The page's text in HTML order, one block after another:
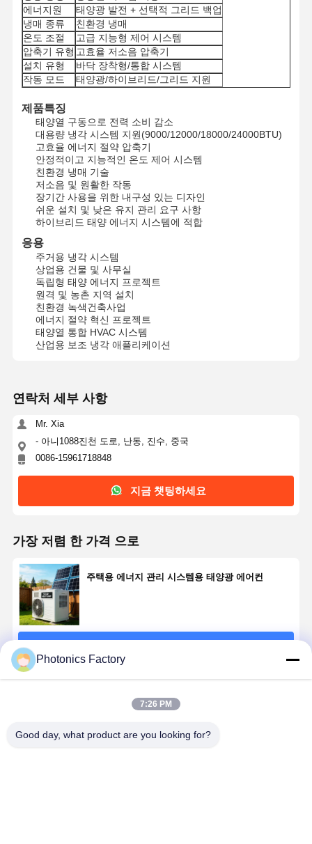
제품 소개 회사 소개
품질 관리 연락처
지금 챗팅하
피프 태양열발전시스템
가지고 다닐 수 있는 태양발전기
뜨거운 제안
에너지원
태양광 발전 + 선택적 그리드 백업
냉매 종류
친환경 냉매
온도 조절
고급 지능형 제어 시스템
압축기 유형 고효율 저소음 압축기
설치 유형
바닥 장착형/통합 시스템
작동 모드
태양광/하이브리드/그리드 지원
제품특징
태양열 구동으로 전력 소비 감소
대용량 냉각 시스템 지원(9000/12000/18000/24000BTU)
고효율 에너지 절약 압축기
안정적이고 지능적인 온도 제어 시스템
친환경 냉매 기술
저소음 및 원활한 작동
장기간 사용을 위한 내구성 있는 디자인
쉬운 설치 및 낮은 유지 관리 요구 사항
하이브리드 태양 에너지 시스템에 적합
응용
주거용 냉각 시스템
상업용 건물 및 사무실
독립형 태양 에너지 프로젝트
원격 및 농촌 지역 설치
친환경 녹색건축사업
에너지 절약 혁신 프로젝트
태양열 통합 HVAC 시스템
산업용 보조 냉각 애플리케이션
연락처 세부 사항
Mr. Xia
- 아니1088진천 도로, 난동, 진수, 중국
0086-15961718848
지금 챗팅하세요
가장 저렴 한 가격 으로
주택용 에너지 관리 시스템용 태양광 에어컨
Photonics Factory
7:26 PM
Good day, what product are you looking for?